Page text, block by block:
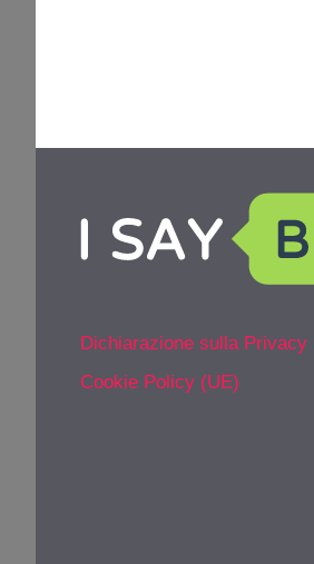
Dichiarazione sulla Privacy
Cookie Policy (UE)